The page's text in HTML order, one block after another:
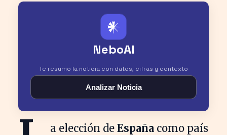
𒀭
NeboAI
Te resumo la noticia con datos, cifras y contexto
Analizar Noticia
a elección de España como país